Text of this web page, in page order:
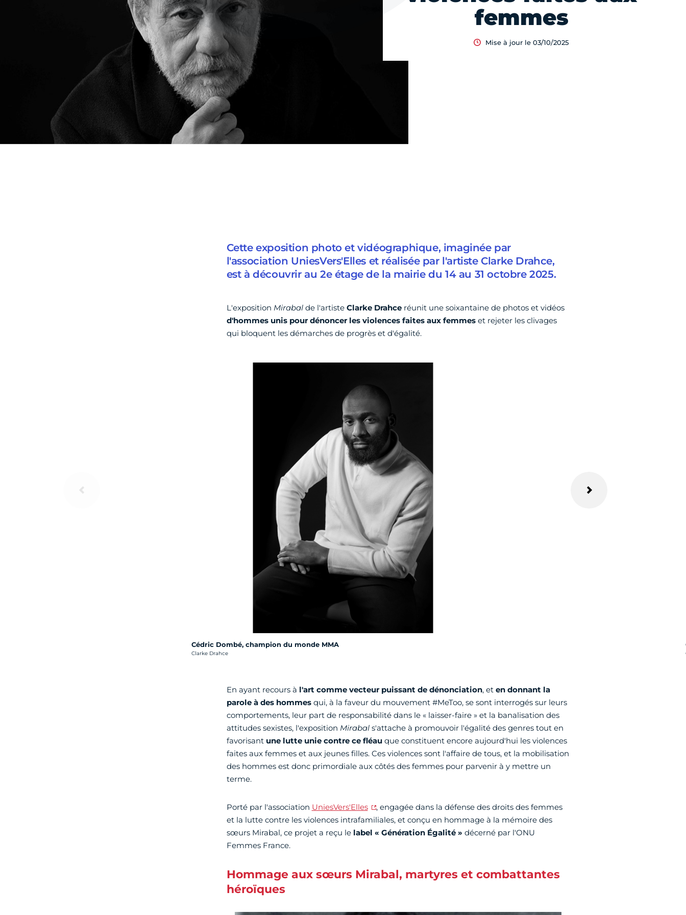
femmes
Mise à jour le 03/10/2025
Cette exposition photo et vidéographique, imaginée par
l'association UniesVers'Elles et réalisée par l'artiste Clarke Drahce,
est à découvrir au 2e étage de la mairie du 14 au 31 octobre 2025.
L'exposition Mirabalde l'artiste Clarke Drahceréunit une soixantaine de photos et vidéos
d'hommes unis pour dénoncer les violences faites aux femmeset rejeter les clivages
qui bloquent les démarches de progrès et d'égalité.
Cédric Dombé, champion du monde MMA
Crédit photo :
Clarke Drahce
En ayant recours à l'art comme vecteur puissant de dénonciation, et en donnant la
parole à des hommesqui, à la faveur du mouvement #MeToo, se sont interrogés sur leurs
comportements, leur part de responsabilité dans le « laisser-faire » et la banalisation des
attitudes sexistes, l'exposition Mirabals'attache à promouvoir l'égalité des genres tout en
favorisant une lutte unie contre ce fléau que constituent encore aujourd'hui les violences
faites aux femmes et aux jeunes filles. Ces violences sont l'affaire de tous, et la mobilisation
des hommes est donc primordiale aux côtés des femmes pour parvenir à y mettre un
terme.
Porté par l'association UniesVers'Elles
, engagée dans la défense des droits des femmes
et la lutte contre les violences intrafamiliales, et conçu en hommage à la mémoire des
sœurs Mirabal, ce projet a reçu le label « Génération Égalité » décerné par l'ONU
Femmes France.
Hommage aux sœurs Mirabal, martyres et combattantes
héroïques